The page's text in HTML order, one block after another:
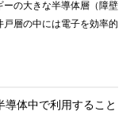
の大きな半導体層（障壁
層の中には電子を効率的
体中で利用すること